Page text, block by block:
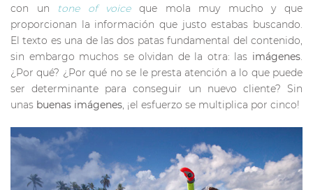
con un tone of voiceque mola muy mucho y que
proporcionan la información que justo estabas buscando.
El texto es una de las dos patas fundamental del contenido,
sin embargo muchos se olvidan de la otra: las imágenes.
¿Por qué? ¿Por qué no se le presta atención a lo que puede
ser determinante para conseguir un nuevo cliente? Sin
unas buenas imágenes, ¡el esfuerzo se multiplica por cinco!